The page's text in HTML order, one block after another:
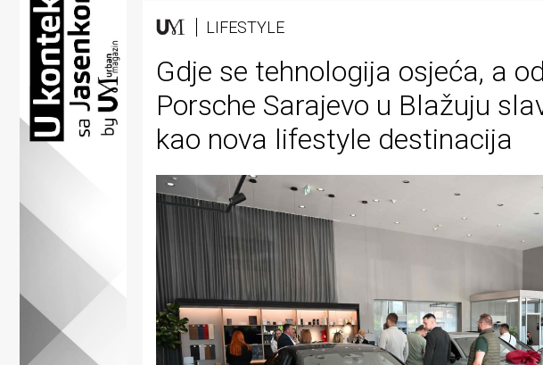
Književnost
Muzika
Film
Intervju
Kolumne
Lifestyle
Beauty
Zdravlje
LIFESTYLE
Gdje se tehnologija osjeća, a
Porsche Sarajevo u Blažuju
kao nova lifestyle destinacija